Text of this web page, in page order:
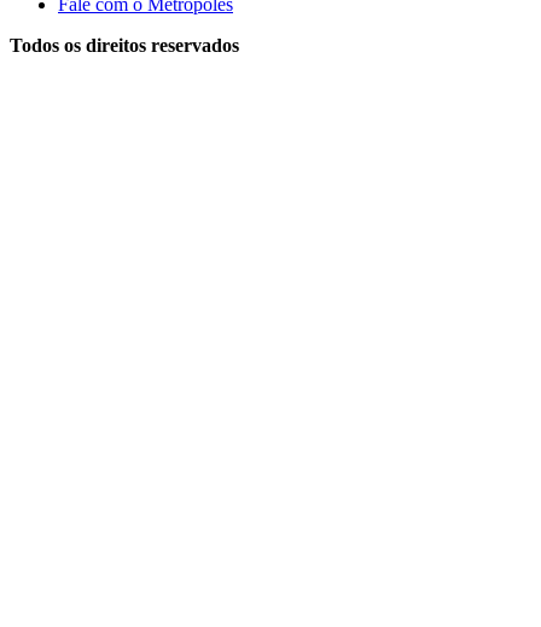
Fale com o Metrópoles
Todos os direitos reservados